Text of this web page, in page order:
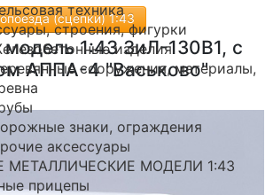
техника
строения, фигурки
изделия
сооружения, материалы,
знаки, ограждения
аксессуары
МЕТАЛЛИЧЕСКИЕ МОДЕЛИ 1:43
прицепы
(сцепки) 1:43
1:43 ЗиЛ-130В1, с
АППА-4 "Васьково"